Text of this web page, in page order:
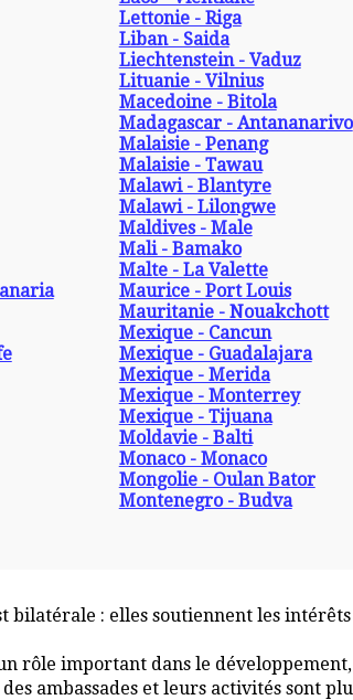
Lettonie - Riga
Liban - Saida
Liechtenstein - Vaduz
Lituanie - Vilnius
Macedoine - Bitola
Madagascar - Antananarivo
Malaisie - Penang
Malaisie - Tawau
Malawi - Blantyre
Malawi - Lilongwe
Maldives - Male
Mali - Bamako
Malte - La Valette
Maurice - Port Louis
Mauritanie - Nouakchott
Mexique - Cancun
Mexique - Guadalajara
Mexique - Merida
Mexique - Monterrey
Mexique - Tijuana
Moldavie - Balti
Monaco - Monaco
Mongolie - Oulan Bator
Montenegro - Budva
bilatérale : elles soutiennent les
rôle important dans le
ambassades et leurs activités sont